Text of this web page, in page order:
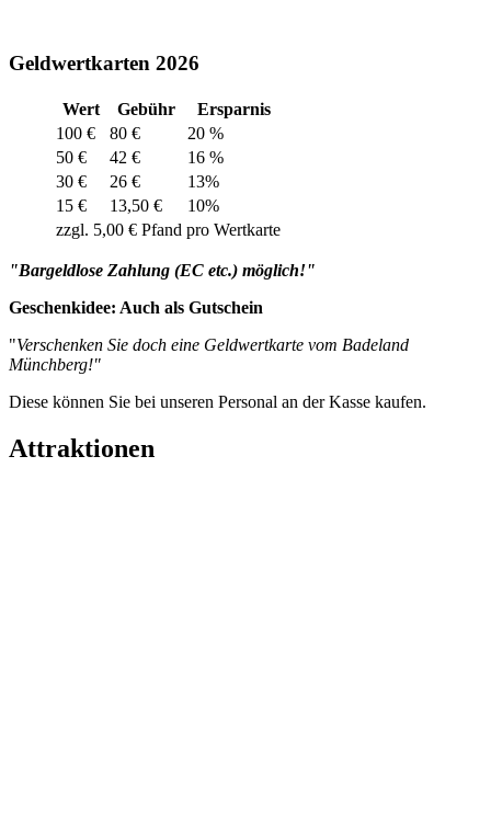
Geldwertkarten 2026
Wert Gebühr
Ersparnis
100 €
80 €
20 %
50 €
42 €
16 %
30 €
26 €
13%
15 €
13,50 €
10%
zzgl. 5,00 € Pfand pro Wertkarte
"Bargeldlose Zahlung (EC etc.) möglich!"
Geschenkidee: Auch als Gutschein
"Verschenken Sie doch eine Geldwertkarte vom Badeland
Münchberg!"
Diese können Sie bei unseren Personal an der Kasse kaufen.
Attraktionen